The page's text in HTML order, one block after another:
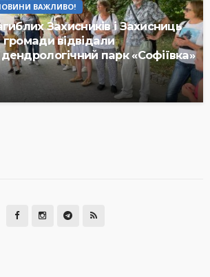
ВАЖЛИВО!
Захисників і Захисниць
громади відвідали
парк «Софіївка»